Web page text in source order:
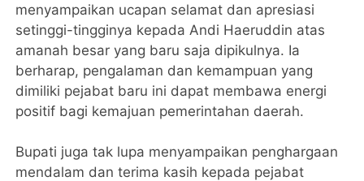
menyampaikan ucapan selamat dan apresiasi
setinggi-tingginya kepada Andi Haeruddin atas
amanah besar yang baru saja dipikulnya. Ia
berharap, pengalaman dan kemampuan yang
dimiliki pejabat baru ini dapat membawa energi
positif bagi kemajuan pemerintahan daerah.
Bupati juga tak lupa menyampaikan penghargaan
mendalam dan terima kasih kepada pejabat